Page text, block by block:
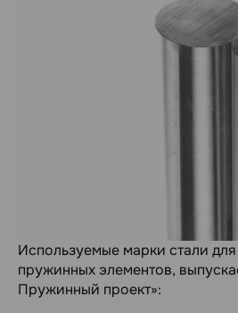
Используемые марки стали
пружинных элементов,
Пружинный проект»: